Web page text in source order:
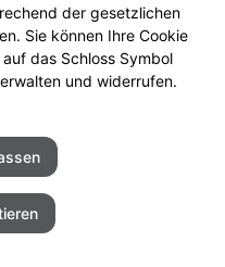
der gesetzlichen
Sie können Ihre Cookie
das Schloss Symbol
und widerrufen.